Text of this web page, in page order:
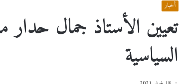
أخبار
تعيين الأستاذ جمال حدار
السياسية